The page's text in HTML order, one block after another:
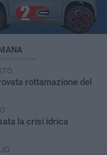
rottamazione del
la crisi idrica